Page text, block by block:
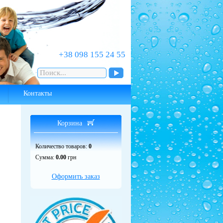
‎+38 098 155 24 55
Контакты
Корзина
Количество товаров: 0
Сумма: 0.00грн
Оформить заказ